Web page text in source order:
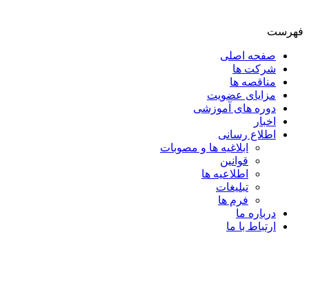
فهرست
صفحه اصلی
شرکت ها
مناقصه ها
مزایای عضویت
دوره های آموزشی
اخبار
اطلاع رسانی
ابلاغیه ها و مصوبات
قوانین
اطلاعیه ها
تبلیغات
فرم ها
درباره ما
ارتباط با ما